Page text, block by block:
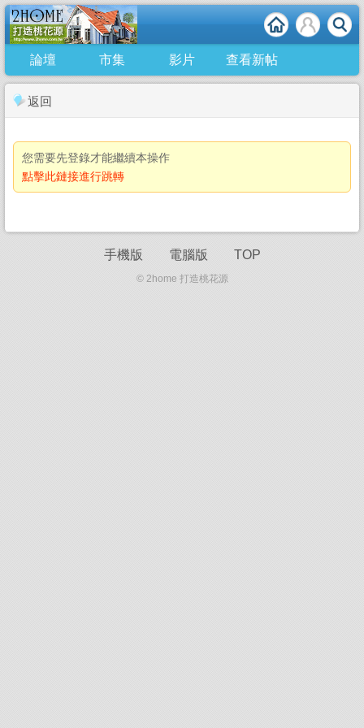
論壇 市集 影片 查看新帖
返回
您需要先登錄才能繼續本操作
點擊此鏈接進行跳轉
手機版 電腦版 TOP
© 2home 打造桃花源